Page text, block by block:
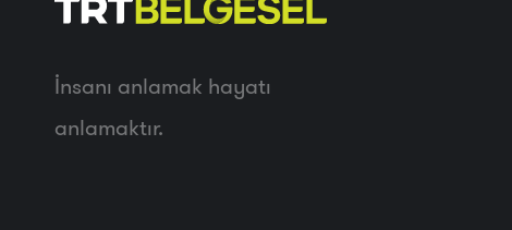
İnsanı anlamak hayatı
anlamaktır.